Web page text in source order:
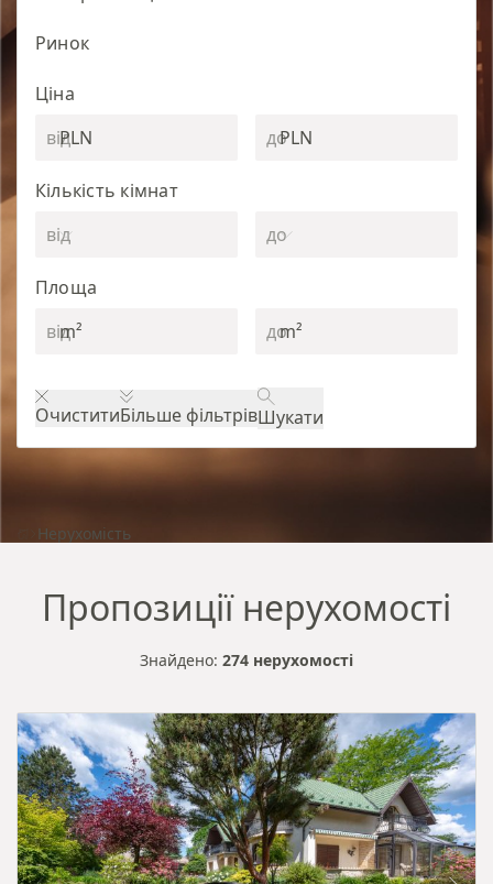
Ринок
Ціна
PLN
PLN
Кількість кімнат
Площа
m²
m²
ОчиститиБільше фільтрівШукати
Нерухомість
Пропозиції нерухомості
Знайдено: 274 нерухомості